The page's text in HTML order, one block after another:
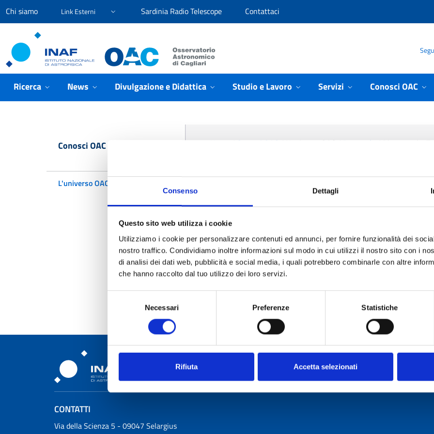
Consenso Dettagli
Questo sito web utilizza i cookie
Utilizziamo i cookie per personalizzare contenuti ed annunci, per fornire funzionalità dei
nostro traffico. Condividiamo inoltre informazioni sul modo in cui utilizzi il nostro sito con i
di analisi dei dati web, pubblicità e social media, i quali potrebbero combinarle con altre
che hanno raccolto dal tuo utilizzo dei loro servizi.
Necessari Preferenze Statistiche
Rifiuta Accetta selezionati
Vai ai contenuti
Vai al menu di navigazione
Vai al footer
Chi siamo Link Esterni Sardinia Radio Telescope Contattaci
Osservatorio Astronomico Cagliari
Ricerca News Divulgazione e Didattica Studio e Lavoro Servizi Conosci OAC
Conosci OAC
L'universo OAC
Conosci OAC L'universo OAC Personale Ricercatori e
Maria Renata Schirru
Telefono:
070 71180207
E-mail:
Osservatorio Astronomico Cagliari
CONTATTI
Osservatorio Astronomico Cagliari
Via della Scienza 5 - 09047 Selargius